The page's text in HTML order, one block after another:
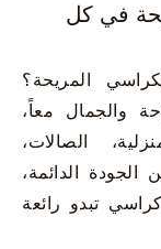
في كل
المريحة؟
والجمال معاً،
الصالات،
الدائمة،
كراسي تبدو رائعة